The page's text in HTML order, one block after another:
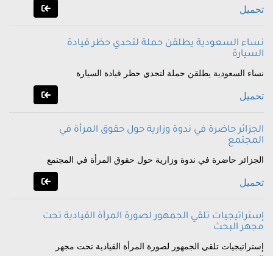
تحميل
نساء السعودية يطلقن حملة لتحدي حظر قيادة
السيارة
نساء السعودية يطلقن حملة لتحدي حظر قيادة السيارة
تحميل
الجزائر حاضرة في ندوة وزارية حول حقوق المرأة في
المجتمع
الجزائر حاضرة في ندوة وزارية حول حقوق المرأة في المجتمع
تحميل
إستراتيجيات تلقي الجمهور لصورة المرأة القيادية تحت
مجهر البحث
إستراتيجيات تلقي الجمهور لصورة المرأة القيادية تحت مجهر